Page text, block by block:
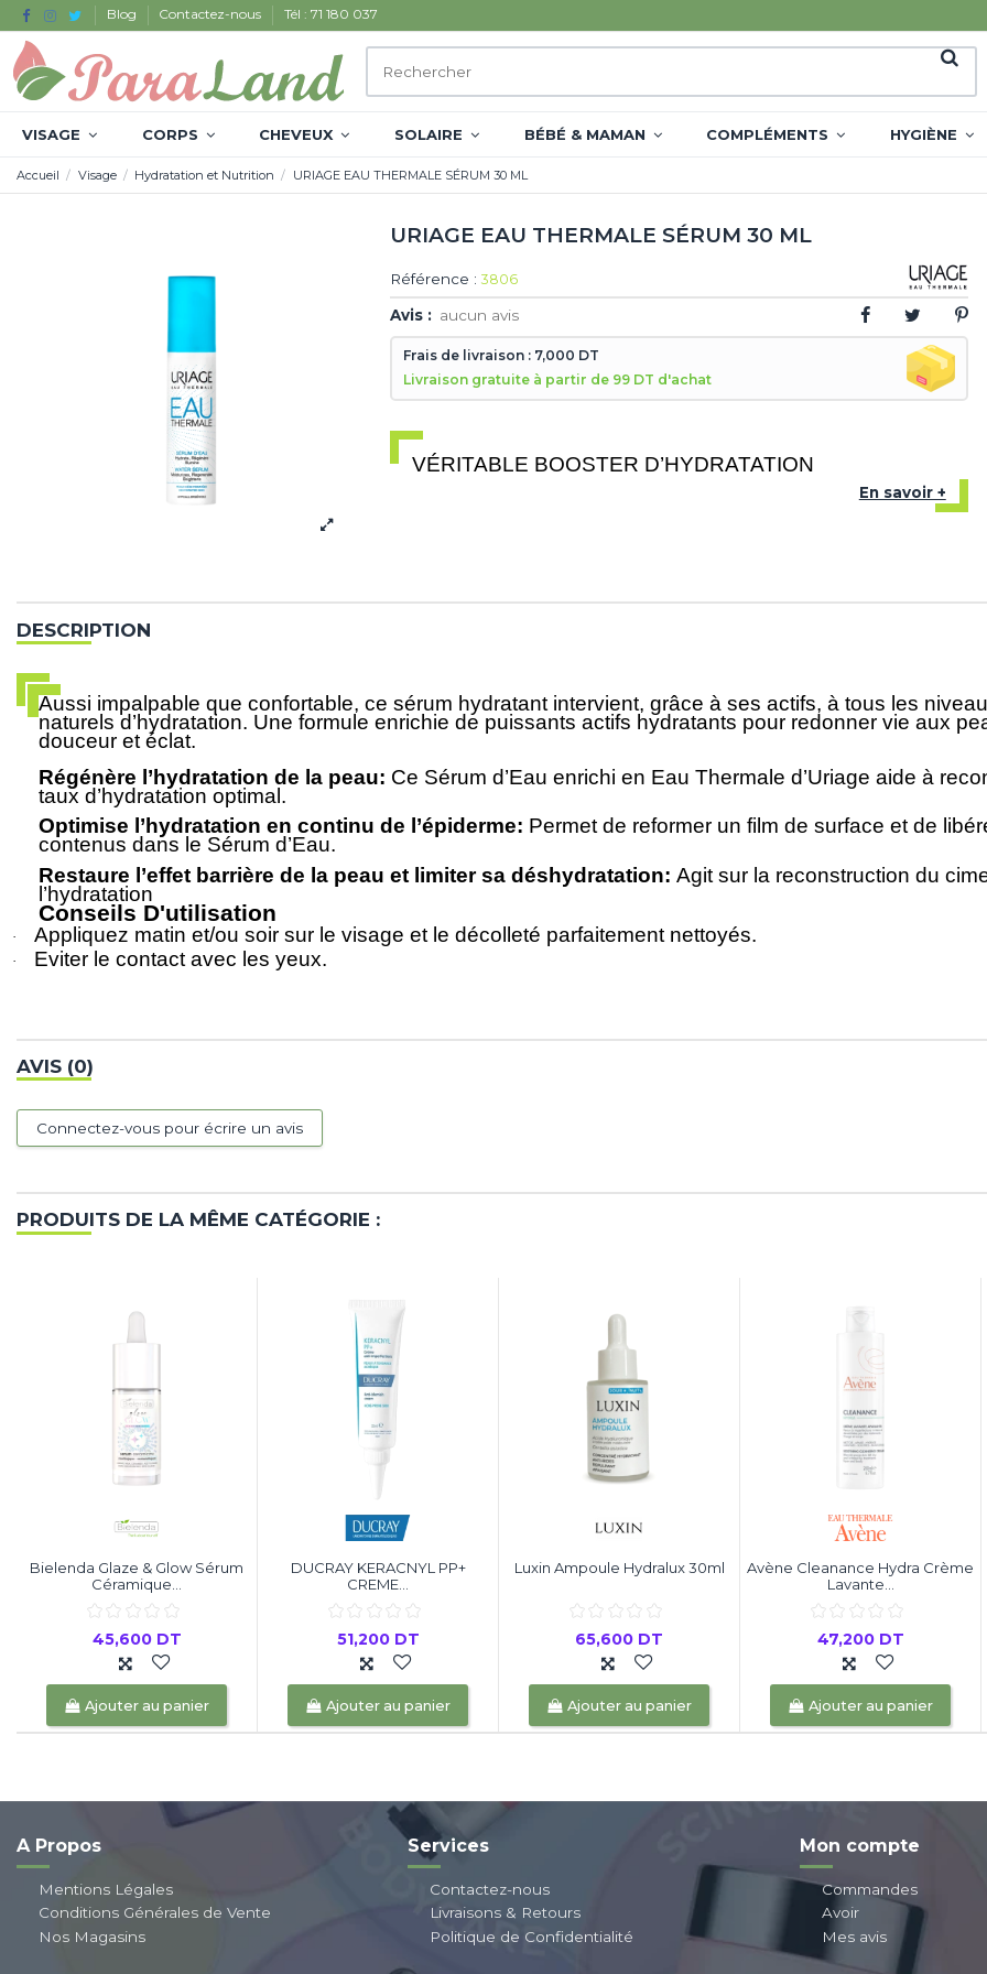
Blog Contactez-nous Tél : 71 180 037
VISAGE CORPS CHEVEUX SOLAIRE BÉBÉ & MAMAN COMPLÉMENTS HYGIÈNE
Accueil Visage Hydratation et Nutrition URIAGE EAU THERMALE SÉRUM 30 ML
URIAGE EAU THERMALE SÉRUM 30 ML
Référence : 3806
Avis : aucun avis
Frais de livraison : 7,000 DT
Livraison gratuite à partir de 99 DT d'achat
VÉRITABLE BOOSTER D’HYDRATATION
En savoir +
DESCRIPTION
Aussi impalpable que confortable, ce sérum hydratant intervient, grâce à ses actifs, à tous les
naturels d’hydratation. Une formule enrichie de puissants actifs hydratants pour redonner vie aux
douceur et éclat.
Régénère l’hydratation de la peau: Ce Sérum d’Eau enrichi en Eau Thermale d’Uriage aide à
taux d’hydratation optimal.
Optimise l’hydratation en continu de l’épiderme: Permet de reformer un film de surface et de
contenus dans le Sérum d’Eau.
Restaure l’effet barrière de la peau et limiter sa déshydratation: Agit sur la reconstruction du
l’hydratation
Conseils D'utilisation
· Appliquez matin et/ou soir sur le visage et le décolleté parfaitement nettoyés.
· Eviter le contact avec les yeux.
AVIS (0)
Connectez-vous pour écrire un avis
PRODUITS DE LA MÊME CATÉGORIE :
Bielenda Glaze & Glow Sérum
Céramique...
45,600 DT
Ajouter au panier
DUCRAY KERACNYL PP+
CREME...
51,200 DT
Ajouter au panier
Luxin Ampoule Hydralux 30ml
65,600 DT
Ajouter au panier
Avène Cleanance Hydra Crème
Lavante...
47,200 DT
Ajouter au panier
A Propos
Mentions Légales
Conditions Générales de Vente
Nos Magasins
Services
Contactez-nous
Livraisons & Retours
Politique de Confidentialité
Mon compte
Commandes
Avoir
Mes avis